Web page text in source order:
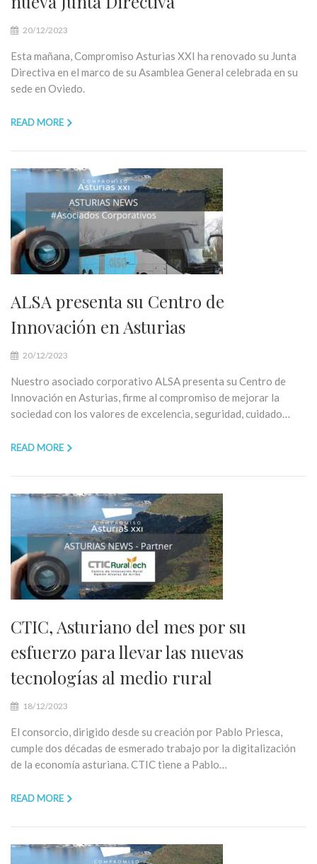
20/12/2023
Esta mañana, Compromiso Asturias XXI ha renovado su Junta
Directiva en el marco de su Asamblea General celebrada en su
sede en Oviedo.
READ MORE
ALSA presenta su Centro de
Innovación en Asturias
20/12/2023
Nuestro asociado corporativo ALSA presenta su Centro de
Innovación en Asturias, firme al compromiso de mejorar la
sociedad con los valores de excelencia, seguridad, cuidado…
READ MORE
CTIC, Asturiano del mes por su
esfuerzo para llevar las nuevas
tecnologías al medio rural
18/12/2023
El consorcio, dirigido desde su creación por Pablo Priesca,
cumple dos décadas de esmerado trabajo por la digitalización
de la economía asturiana. CTIC tiene a Pablo…
READ MORE